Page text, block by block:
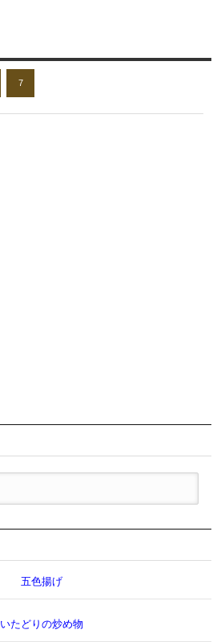
7
五色揚げ
いたどりの炒め物